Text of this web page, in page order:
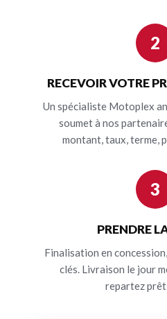
2
RECEVOIR VOTRE
Un spécialiste Motoplex
soumet à nos
montant, taux, terme,
3
PRENDRE
Finalisation en
clés. Livraison le jour
repartez prêt